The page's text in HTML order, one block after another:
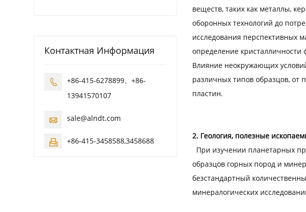
веществ, таких как металлы,
оборонных технологий до
исследования перспективных
определение кристалличности
Влияние неокружающих
различных типов образцов, от
пластин.
2. Геология, полезные
При изучении планетарных
образцов горных пород и
безстандартный
минералогических
Контактная Информация

+86-415-6278899、+86-
13941570107
 sale@alndt.com
 +86-415-3458588,3458688